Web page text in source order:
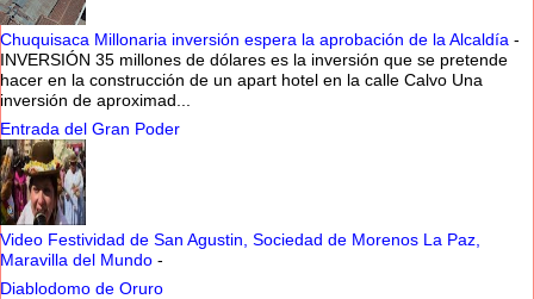
Chuquisaca Millonaria inversión espera la aprobación de la Alcaldía -
INVERSIÓN 35 millones de dólares es la inversión que se pretende
hacer en la construcción de un apart hotel en la calle Calvo Una
inversión de aproximad...
Entrada del Gran Poder
Video Festividad de San Agustin, Sociedad de Morenos La Paz,
Maravilla del Mundo -
Diablodomo de Oruro